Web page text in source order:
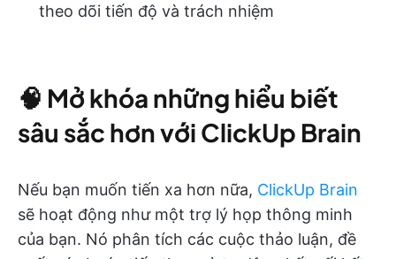
theo dõi tiến độ và trách nhiệm
🧠 Mở khóa những hiểu biết
sâu sắc hơn với ClickUp Brain
Nếu bạn muốn tiến xa hơn nữa, ClickUp Brain
sẽ hoạt động như một trợ lý họp thông minh
của bạn. Nó phân tích các cuộc thảo luận, đề